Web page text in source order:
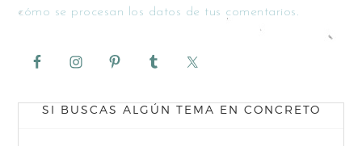
cómo se procesan los datos de tus comentarios.
SI BUSCAS ALGÚN TEMA EN CONCRETO